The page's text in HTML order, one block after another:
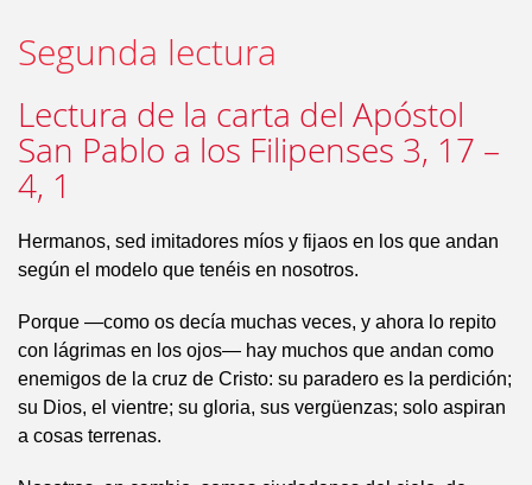
Segunda lectura
Lectura de la carta del Apóstol
San Pablo a los Filipenses 3, 17 –
4, 1
Hermanos, sed imitadores míos y fijaos en los que andan
según el modelo que tenéis en nosotros.
Porque —como os decía muchas veces, y ahora lo repito
con lágrimas en los ojos— hay muchos que andan como
enemigos de la cruz de Cristo: su paradero es la perdición;
su Dios, el vientre; su gloria, sus vergüenzas; solo aspiran
a cosas terrenas.